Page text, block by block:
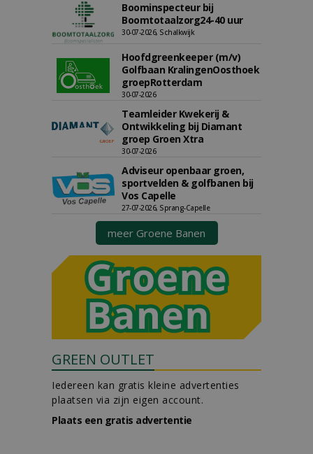
Boominspecteur bij
Boomtotaalzorg24-40 uur
30-07-2026, Schalkwijk
Hoofdgreenkeeper (m/v)
Golfbaan KralingenOosthoek
groepRotterdam
30-07-2026
Teamleider Kwekerij &
Ontwikkeling bij Diamant
groep Groen Xtra
30-07-2026
Adviseur openbaar groen,
sportvelden & golfbanen bij
Vos Capelle
27-07-2026, Sprang-Capelle
meer Groene Banen
GREEN OUTLET
Iedereen kan gratis kleine advertenties
plaatsen via zijn eigen account.
Plaats een gratis advertentie